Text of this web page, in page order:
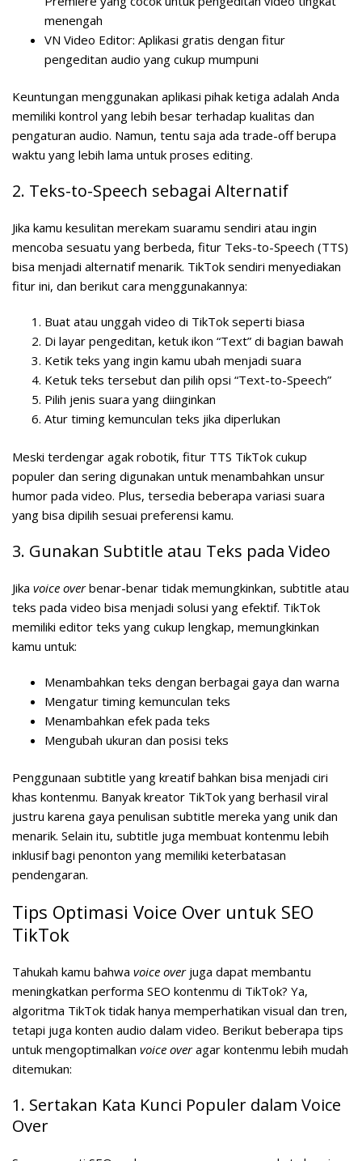
menengah
VN Video Editor: Aplikasi gratis dengan fitur
pengeditan audio yang cukup mumpuni
Keuntungan menggunakan aplikasi pihak ketiga adalah Anda
memiliki kontrol yang lebih besar terhadap kualitas dan
pengaturan audio. Namun, tentu saja ada trade-off berupa
waktu yang lebih lama untuk proses editing.
2. Teks-to-Speech sebagai Alternatif
Jika kamu kesulitan merekam suaramu sendiri atau ingin
mencoba sesuatu yang berbeda, fitur Teks-to-Speech (TTS)
bisa menjadi alternatif menarik. TikTok sendiri menyediakan
fitur ini, dan berikut cara menggunakannya:
Buat atau unggah video di TikTok seperti biasa
Di layar pengeditan, ketuk ikon “Text” di bagian bawah
Ketik teks yang ingin kamu ubah menjadi suara
Ketuk teks tersebut dan pilih opsi “Text-to-Speech”
Pilih jenis suara yang diinginkan
Atur timing kemunculan teks jika diperlukan
Meski terdengar agak robotik, fitur TTS TikTok cukup
populer dan sering digunakan untuk menambahkan unsur
humor pada video. Plus, tersedia beberapa variasi suara
yang bisa dipilih sesuai preferensi kamu.
3. Gunakan Subtitle atau Teks pada Video
Jika voice overbenar-benar tidak memungkinkan, subtitle atau
teks pada video bisa menjadi solusi yang efektif. TikTok
memiliki editor teks yang cukup lengkap, memungkinkan
kamu untuk:
Menambahkan teks dengan berbagai gaya dan warna
Mengatur timing kemunculan teks
Menambahkan efek pada teks
Mengubah ukuran dan posisi teks
Penggunaan subtitle yang kreatif bahkan bisa menjadi ciri
khas kontenmu. Banyak kreator TikTok yang berhasil viral
justru karena gaya penulisan subtitle mereka yang unik dan
menarik. Selain itu, subtitle juga membuat kontenmu lebih
inklusif bagi penonton yang memiliki keterbatasan
pendengaran.
Tips Optimasi Voice Over untuk SEO
TikTok
Tahukah kamu bahwa voice overjuga dapat membantu
meningkatkan performa SEO kontenmu di TikTok? Ya,
algoritma TikTok tidak hanya memperhatikan visual dan tren,
tetapi juga konten audio dalam video. Berikut beberapa tips
untuk mengoptimalkan voice overagar kontenmu lebih mudah
ditemukan:
1. Sertakan Kata Kunci Populer dalam Voice
Over